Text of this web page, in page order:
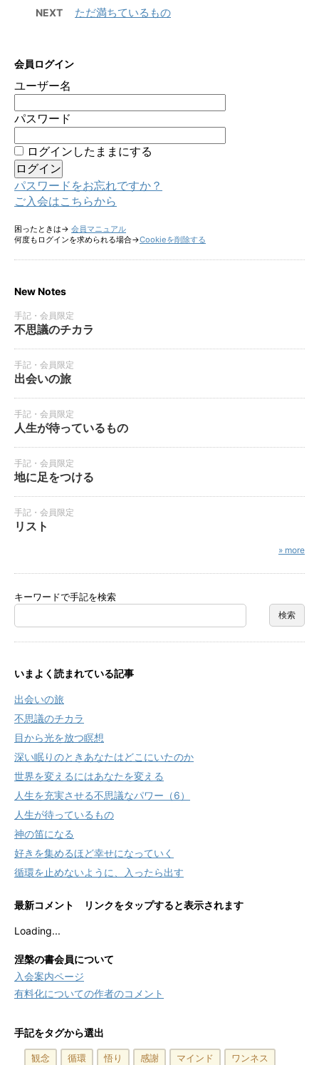
NEXT ただ満ちているもの
会員ログイン
ユーザー名
パスワード
ログインしたままにする
パスワードをお忘れですか？
ご入会はこちらから
困ったときは→ 会員マニュアル
何度もログインを求められる場合→Cookieを削除する
New Notes
手記・会員限定
不思議のチカラ
手記・会員限定
出会いの旅
手記・会員限定
人生が待っているもの
手記・会員限定
地に足をつける
手記・会員限定
リスト
» more
キーワードで手記を検索
いまよく読まれている記事
出会いの旅
不思議のチカラ
目から光を放つ瞑想
深い眠りのときあなたはどこにいたのか
世界を変えるにはあなたを変える
人生を充実させる不思議なパワー（6）
人生が待っているもの
神の笛になる
好きを集めるほど幸せになっていく
循環を止めないように、入ったら出す
最新コメント リンクをタップすると表示されます
Loading...
涅槃の書会員について
入会案内ページ
有料化についての作者のコメント
手記をタグから選出
観念 循環 悟り 感謝 マインド
ワンネス